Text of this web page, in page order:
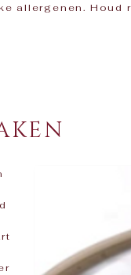
allergenen. Houd